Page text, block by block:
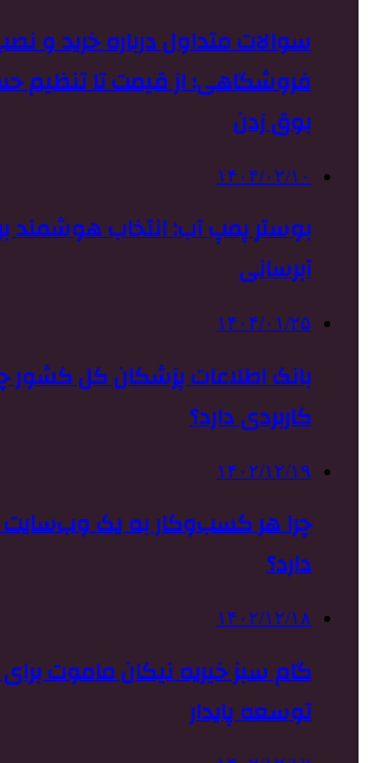
سوالات متداول درباره خرید و
فروشگاهی؛ از قیمت تا تنظیم
بوق زدن
۱۴۰۴/۰۲/۱۰
بوستر پمپ آب: انتخاب هوشمند
آبرسانی
۱۴۰۴/۰۱/۲۵
بانک اطلاعات پزشکان کل
کاربردی دارد؟
۱۴۰۲/۱۲/۱۹
چرا هر کسب‌وکار به یک وب‌سایت
دارد؟
۱۴۰۲/۱۲/۱۸
گام سبز خیریه نیکان ماموت
توسعه پایدار